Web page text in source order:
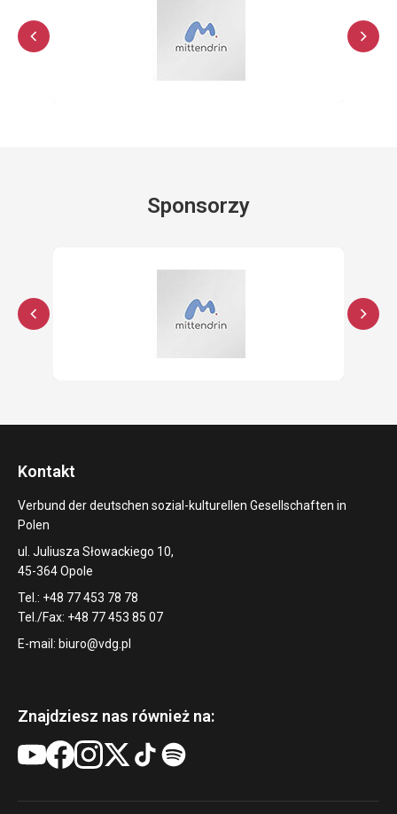
Sponsorzy
Kontakt
Verbund der deutschen sozial-kulturellen Gesellschaften in
Polen
ul. Juliusza Słowackiego 10,
45-364 Opole
Tel.: +48 77 453 78 78
Tel./Fax: +48 77 453 85 07
E-mail: biuro@vdg.pl
Znajdziesz nas również na: